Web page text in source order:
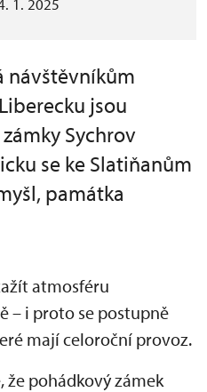
1. 2025
návštěvníkům
jsou
Sychrov
se ke Slatiňanům
památka
atmosféru
– i proto se postupně
mají celoroční provoz.
že pohádkový zámek